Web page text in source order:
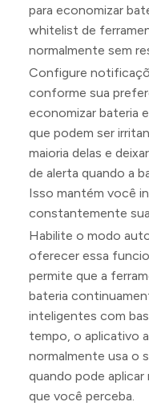
para economizar
whitelist de
normalmente sem
Configure
conforme sua
economizar bateria
que podem ser
maioria delas e
de alerta quando a
Isso mantém você
constantemente
Habilite o modo
oferecer essa
permite que a
bateria
inteligentes com
tempo, o aplicativo
normalmente usa o
quando pode aplicar
que você perceba.